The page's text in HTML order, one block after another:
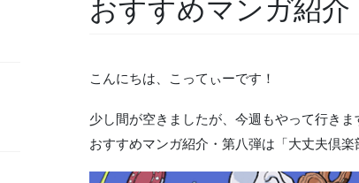
こんにちは、こってぃーです！
少し間が空きましたが、今週もやって行きま
おすすめマンガ紹介・第八弾は「大丈夫倶楽